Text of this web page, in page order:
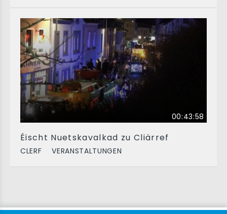
00:43:58
Éischt Nuetskavalkad zu Cliärref
CLERF VERANSTALTUNGEN